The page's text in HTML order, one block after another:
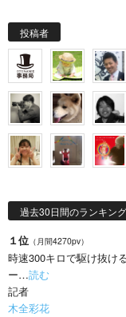
投稿者
過去30日間のランキン
１位 （月間4270pv）
時速300キロで駆け抜け
ー…読む
記者
木全彩花